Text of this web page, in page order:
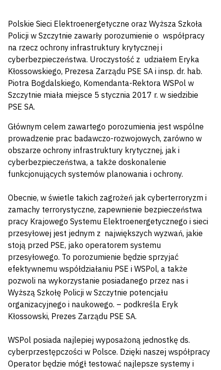
Polskie Sieci Elektroenergetyczne oraz Wyższa Szkoła
Policji w Szczytnie zawarły porozumienie o współpracy
na rzecz ochrony infrastruktury krytycznej i
cyberbezpieczeństwa. Uroczystość z udziałem Eryka
Kłossowskiego, Prezesa Zarządu PSE SA i insp. dr. hab.
Piotra Bogdalskiego, Komendanta-Rektora WSPol w
Szczytnie miała miejsce 5 stycznia 2017 r. w siedzibie
PSE SA.
Głównym celem zawartego porozumienia jest wspólne
prowadzenie prac badawczo-rozwojowych, zarówno w
obszarze ochrony infrastruktury krytycznej, jak i
cyberbezpieczeństwa, a także doskonalenie
funkcjonujących systemów planowania i ochrony.
Obecnie, w świetle takich zagrożeń jak cyberterroryzm i
zamachy terrorystyczne, zapewnienie bezpieczeństwa
pracy Krajowego Systemu Elektroenergetycznego i sieci
przesyłowej jest jednym z największych wyzwań, jakie
stoją przed PSE, jako operatorem systemu
przesyłowego. To porozumienie będzie sprzyjać
efektywnemu współdziałaniu PSE i WSPol, a także
pozwoli na wykorzystanie posiadanego przez nas i
Wyższą Szkołę Policji w Szczytnie potencjału
organizacyjnego i naukowego. – podkreśla Eryk
Kłossowski, Prezes Zarządu PSE SA.
WSPol posiada najlepiej wyposażoną jednostkę ds.
cyberprzestępczości w Polsce. Dzięki naszej współpracy
Operator będzie mógł testować najlepsze systemy i